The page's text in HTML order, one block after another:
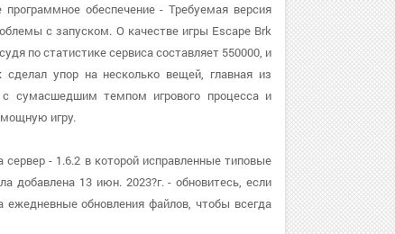
обеспечение - Требуемая версия
с запуском. О качестве игры Escape Brk
по статистике сервиса составляет 550000, и
упор на несколько вещей, главная из
сумасшедшим темпом игрового процесса и
игру.
- 1.6.2 в которой исправленные типовые
добавлена 13 июн. 2023?г. - обновитесь, если
обновления файлов, чтобы всегда